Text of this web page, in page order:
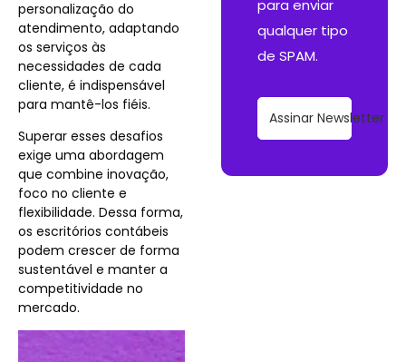
personalização do
atendimento, adaptando
os serviços às
necessidades de cada
cliente, é indispensável
para mantê-los fiéis.
Superar esses desafios
exige uma abordagem
que combine inovação,
foco no cliente e
flexibilidade. Dessa forma,
os escritórios contábeis
podem crescer de forma
sustentável e manter a
competitividade no
mercado.
para enviar
qualquer tipo
de SPAM.
Assinar Newsletter